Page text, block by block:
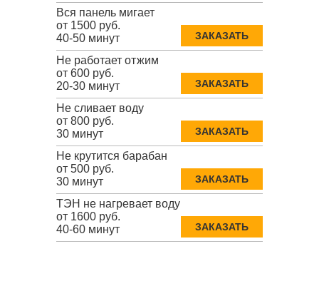
Вся панель мигает
от 1500 руб.
40-50 минут
ЗАКАЗАТЬ
Не работает отжим
от 600 руб.
20-30 минут
ЗАКАЗАТЬ
Не сливает воду
от 800 руб.
30 минут
ЗАКАЗАТЬ
Не крутится барабан
от 500 руб.
30 минут
ЗАКАЗАТЬ
ТЭН не нагревает воду
от 1600 руб.
40-60 минут
ЗАКАЗАТЬ